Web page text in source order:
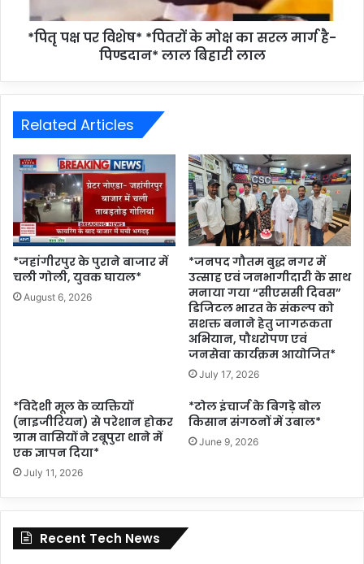
*पितृ पक्ष पर विशेष* *पितरों के मोक्ष का सरल मार्ग है-
पिण्डदान* लाल बिहारी लाल
Related Articles
*जहांगीरपुर के पुराने बाजार में
चली गोली, युवक घायल*
August 6, 2026
*जनपद गौतम बुद्ध नगर में
उत्साह एवं जनभागीदारी के साथ
मनाया गया “सीएससी दिवस”
डिजिटल भारत के संकल्प को
सशक्त बनाने हेतु जागरूकता
अभियान, पौधरोपण एवं
जनसेवा कार्यक्रम आयोजित*
July 17, 2026
*विदेशी मूल के व्यक्तियों
(नाइजीरियन) से परेशान होकर
ग्राम वासियों ने रबूपुरा थाने में
एक ज्ञापन दिया*
July 11, 2026
*टोल इंचार्ज के बिगड़े बोल
किसान संगठनों में उबाल*
June 9, 2026
Recent Tech News